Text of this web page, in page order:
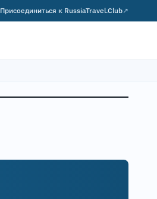
Присоединиться к RussiaTravel.Club↗